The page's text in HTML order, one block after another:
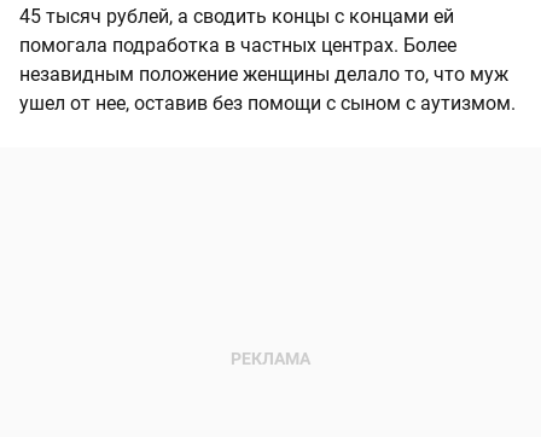
45 тысяч рублей, а сводить концы с концами ей
помогала подработка в частных центрах. Более
незавидным положение женщины делало то, что муж
ушел от нее, оставив без помощи с сыном с аутизмом.